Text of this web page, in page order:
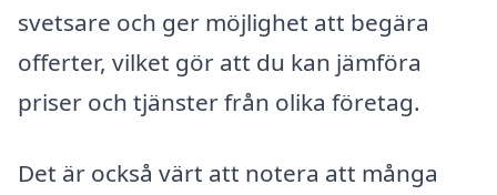
svetsare och ger möjlighet att begära
offerter, vilket gör att du kan jämföra
priser och tjänster från olika företag.
Det är också värt att notera att många